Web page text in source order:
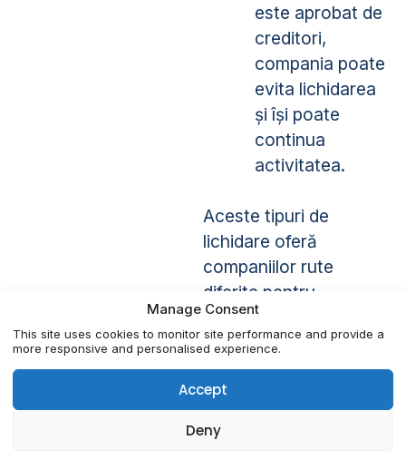
Manage Consent
This site uses cookies to monitor site performance and provide a
more responsive and personalised experience.
Accept
Deny
este aprobat de
creditori,
compania poate
evita lichidarea
și își poate
continua
activitatea.
Aceste tipuri de
lichidare oferă
companiilor rute
diferite pentru
închiderea activității,
în funcție de situația
lor financiară și de
preferințele părților